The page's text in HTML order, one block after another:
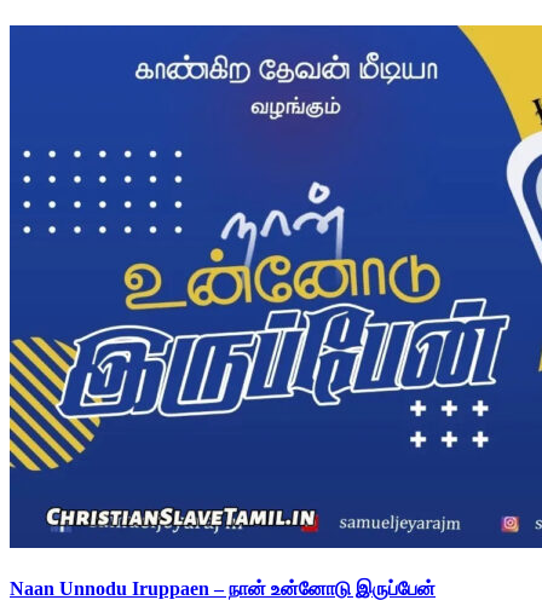
Naan Unnodu Iruppaen – நான் உன்னோடு இருப்பேன்